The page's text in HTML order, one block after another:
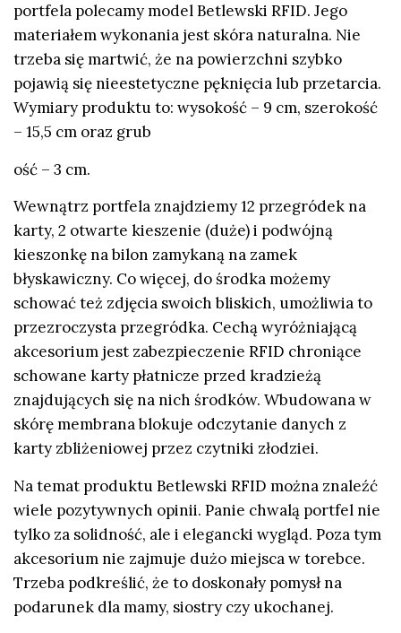
portfela polecamy modelBetlewski RFID. Jego
materiałem wykonania jest skóra naturalna. Nie
trzeba się martwić, że na powierzchni szybko
pojawią się nieestetyczne pęknięcia lub przetarcia.
Wymiary produktu to: wysokość – 9 cm, szerokość
– 15,5 cm oraz grub
ość – 3 cm.
Wewnątrz portfela znajdziemy 12 przegródek na
karty, 2 otwarte kieszenie (duże) i podwójną
kieszonkę na bilon zamykaną na zamek
błyskawiczny. Co więcej, do środka możemy
schować też zdjęcia swoich bliskich, umożliwia to
przezroczysta przegródka. Cechą wyróżniającą
akcesorium jest zabezpieczenie RFID chroniące
schowane karty płatnicze przed kradzieżą
znajdujących się na nich środków. Wbudowana w
skórę membrana blokuje odczytanie danych z
karty zbliżeniowej przez czytniki złodziei.
Na temat produktuBetlewski RFID można znaleźć
wiele pozytywnych opinii. Panie chwalą portfel nie
tylko za solidność, ale i elegancki wygląd. Poza tym
akcesorium nie zajmuje dużo miejsca w torebce.
Trzeba podkreślić, że to doskonały pomysł na
podarunek dla mamy, siostry czy ukochanej.